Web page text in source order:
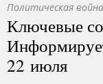
Политическая война
Ключевые
22 июля